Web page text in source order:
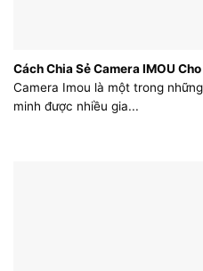
Cách Chia Sẻ Camera IMOU
Camera Imou là một trong
minh được nhiều gia...